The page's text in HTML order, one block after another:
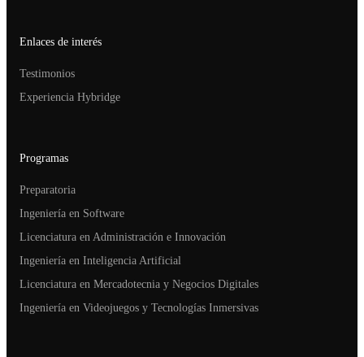
Enlaces de interés
Testimonios
Experiencia Hybridge
Programas
Preparatoria
Ingeniería en Software
Licenciatura en Administración e Innovación
Ingeniería en Inteligencia Artificial
Licenciatura en Mercadotecnia y Negocios Digitales
Ingeniería en Videojuegos y Tecnologías Inmersivas